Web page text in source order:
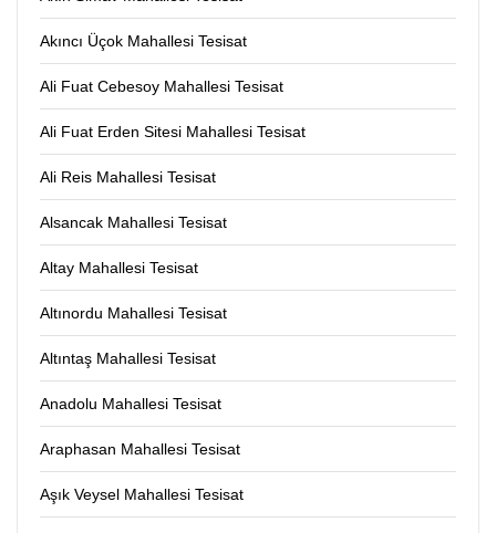
Akıncı Üçok Mahallesi Tesisat
Ali Fuat Cebesoy Mahallesi Tesisat
Ali Fuat Erden Sitesi Mahallesi Tesisat
Ali Reis Mahallesi Tesisat
Alsancak Mahallesi Tesisat
Altay Mahallesi Tesisat
Altınordu Mahallesi Tesisat
Altıntaş Mahallesi Tesisat
Anadolu Mahallesi Tesisat
Araphasan Mahallesi Tesisat
Aşık Veysel Mahallesi Tesisat